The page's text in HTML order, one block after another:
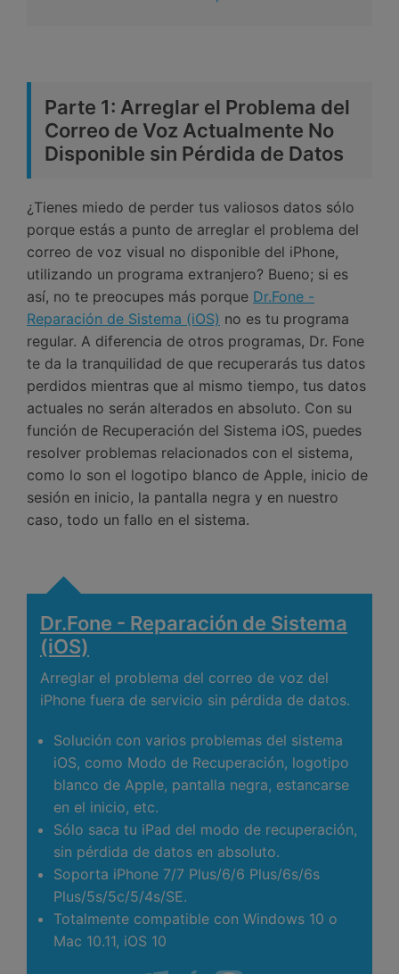
Parte 1: Arreglar el Problema del
Correo de Voz Actualmente No
Disponible sin Pérdida de Datos
¿Tienes miedo de perder tus valiosos datos sólo
porque estás a punto de arreglar el problema del
correo de voz visual no disponible del iPhone,
utilizando un programa extranjero? Bueno; si es
así, no te preocupes más porque Dr.Fone -
Reparación de Sistema (iOS) no es tu programa
regular. A diferencia de otros programas, Dr. Fone
te da la tranquilidad de que recuperarás tus datos
perdidos mientras que al mismo tiempo, tus datos
actuales no serán alterados en absoluto. Con su
función de Recuperación del Sistema iOS, puedes
resolver problemas relacionados con el sistema,
como lo son el logotipo blanco de Apple, inicio de
sesión en inicio, la pantalla negra y en nuestro
caso, todo un fallo en el sistema.
Dr.Fone - Reparación de Sistema
(iOS)
Arreglar el problema del correo de voz del
iPhone fuera de servicio sin pérdida de datos.
Solución con varios problemas del sistema
iOS, como Modo de Recuperación, logotipo
blanco de Apple, pantalla negra, estancarse
en el inicio, etc.
Sólo saca tu iPad del modo de recuperación,
sin pérdida de datos en absoluto.
Soporta iPhone 7/7 Plus/6/6 Plus/6s/6s
Plus/5s/5c/5/4s/SE.
Totalmente compatible con Windows 10 o
Mac 10.11, iOS 10